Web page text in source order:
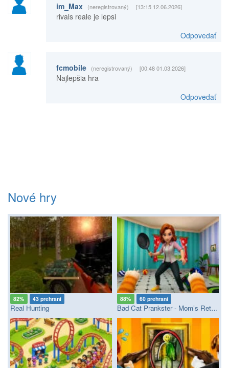
im_Max (neregistrovaný) [13:15 12.06.2026]
rivals reale je lepsi
Odpovedať
fcmobile (neregistrovaný) [00:48 01.03.2026]
Najlepšia hra
Odpovedať
Nové hry
82% 43 prehraní
Real Hunting
88% 60 prehraní
Bad Cat Prankster - Mom’s Return